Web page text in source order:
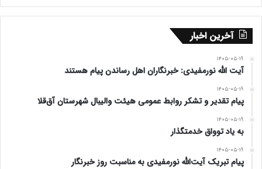
آخرین اخبار
۱۴۰۵-۰۵-۱۹
آیت الله نورمفیدی: خبرنگاران اهل رساندن پیام هستند
۱۴۰۵-۰۵-۱۹
پیام تقدیر و تشکر روابط عمومی هیئت والیبال شهرستان آق‌قلا
۱۴۰۵-۰۵-۱۹
به یاد توواق خدمتگذار
۱۴۰۵-۰۵-۱۹
پیام تبریک آیت‌الله نورمفیدی به مناسبت روز خبرنگار